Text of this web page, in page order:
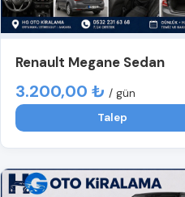
Renault Megane Sedan
3.200,00 ₺ / gün
Talep